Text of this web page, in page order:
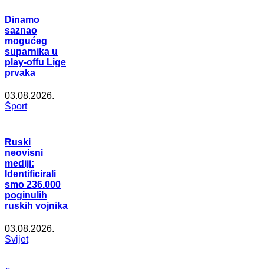
Dinamo
saznao
mogućeg
suparnika u
play-offu Lige
prvaka
03.08.2026.
Šport
Ruski
neovisni
mediji:
Identificirali
smo 236.000
poginulih
ruskih vojnika
03.08.2026.
Svijet